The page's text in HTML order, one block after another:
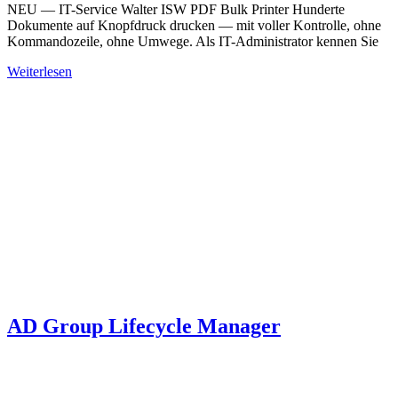
NEU — IT-Service Walter ISW PDF Bulk Printer Hunderte
Dokumente auf Knopfdruck drucken — mit voller Kontrolle, ohne
Kommandozeile, ohne Umwege. Als IT-Administrator kennen Sie
Weiterlesen
AD Group Lifecycle Manager